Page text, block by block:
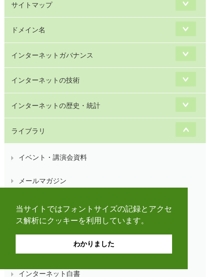
当サイトではフォントサイズの記録とアクセ
ス解析にクッキーを利用しています。
わかりました
サイトマップ
ドメイン名
インターネットガバナンス
インターネットの技術
インターネットの歴史・統計
ライブラリ
イベント・講演会資料
メールマガジン
ニュースレター
JPNIC公開文書ライブラリ
インターネット白書